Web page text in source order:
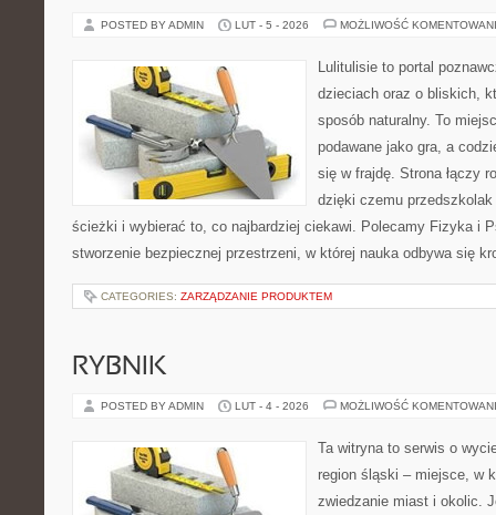
POSTED BY ADMIN LUT - 5 - 2026 MOŻLIWOŚĆ
Lulitulisie to portal
dzieciach oraz o bliskich,
sposób naturalny. To
podawane jako gra, a
się w frajdę. Strona łączy
dzięki czemu
ścieżki i wybierać to, co najbardziej ciekawi. Polecamy Fizyka i
stworzenie bezpiecznej przestrzeni, w której nauka odbywa się
CATEGORIES: ZARZĄDZANIE PRODUKTEM
RYBNIK
POSTED BY ADMIN LUT - 4 - 2026 MOŻLIWOŚĆ
Ta witryna to serwis o
region śląski – miejsce, w
zwiedzanie miast i okolic.